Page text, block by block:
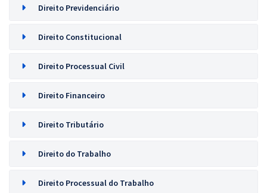
Direito Previdenciário
Direito Constitucional
Direito Processual Civil
Direito Financeiro
Direito Tributário
Direito do Trabalho
Direito Processual do Trabalho